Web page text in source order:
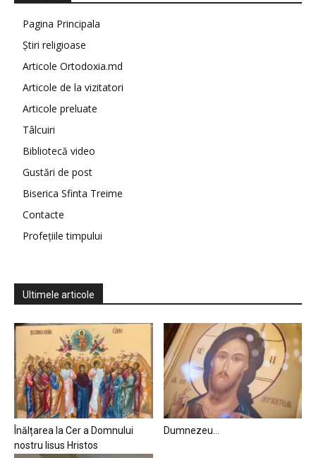
Pagina Principala
Știri religioase
Articole Ortodoxia.md
Articole de la vizitatori
Articole preluate
Tâlcuiri
Bibliotecă video
Gustări de post
Biserica Sfinta Treime
Contacte
Profețiile timpului
Ultimele articole
Înălțarea la Cer a Domnului
nostru Iisus Hristos
Dumnezeu…